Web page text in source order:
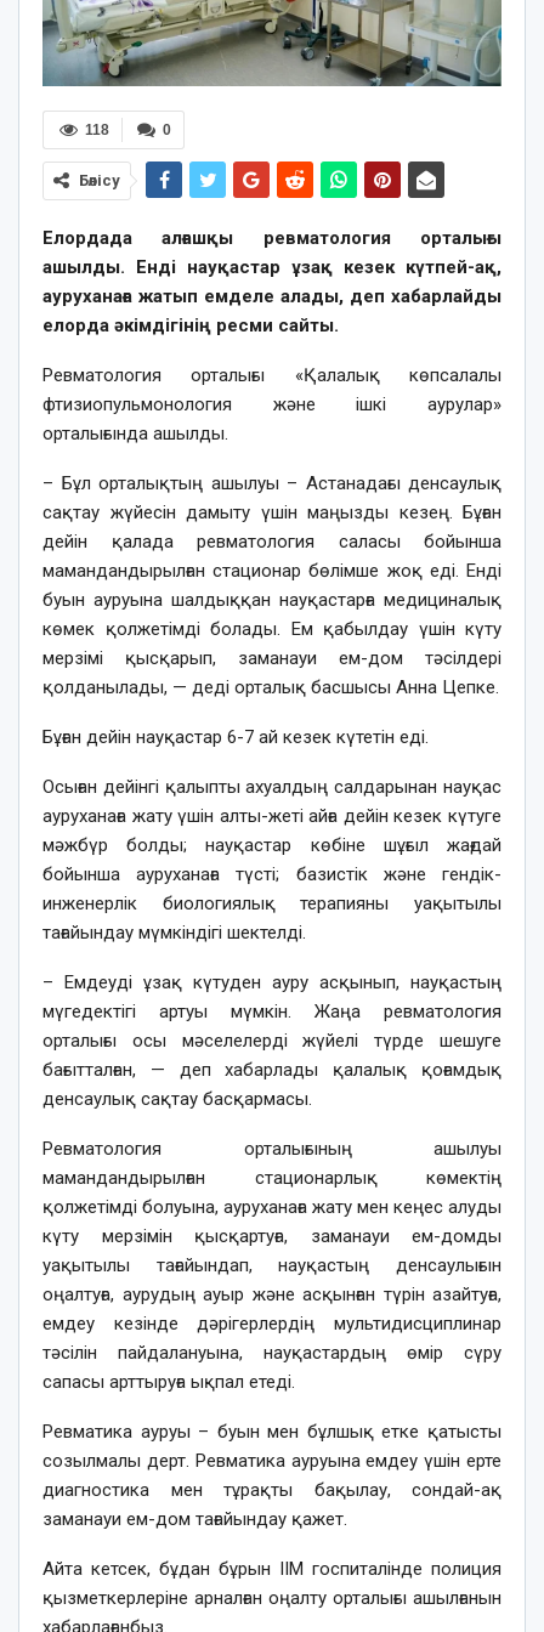
0
118
Бөлісу
Елордада алғашқы ревматология орталығы
ашылды. Енді науқастар ұзақ кезек күтпей-ақ,
ауруханаға жатып емделе алады, деп хабарлайды
елорда әкімдігінің ресми сайты.
Ревматология орталығы «Қалалық көпсалалы
фтизиопульмонология және ішкі аурулар»
орталығында ашылды.
– Бұл орталықтың ашылуы – Астанадағы денсаулық
сақтау жүйесін дамыту үшін маңызды кезең. Бұған
дейін қалада ревматология саласы бойынша
мамандандырылған стационар бөлімше жоқ еді. Енді
буын ауруына шалдыққан науқастарға медициналық
көмек қолжетімді болады. Ем қабылдау үшін күту
мерзімі қысқарып, заманауи ем-дом тәсілдері
қолданылады, — деді орталық басшысы Анна Цепке.
Бұған дейін науқастар 6-7 ай кезек күтетін еді.
Осыған дейінгі қалыпты ахуалдың салдарынан науқас
ауруханаға жату үшін алты-жеті айға дейін кезек күтуге
мәжбүр болды; науқастар көбіне шұғыл жағдай
бойынша ауруханаға түсті; базистік және гендік-
инженерлік биологиялық терапияны уақытылы
тағайындау мүмкіндігі шектелді.
– Емдеуді ұзақ күтуден ауру асқынып, науқастың
мүгедектігі артуы мүмкін. Жаңа ревматология
орталығы осы мәселелерді жүйелі түрде шешуге
бағытталған, — деп хабарлады қалалық қоғамдық
денсаулық сақтау басқармасы.
Ревматология орталығының ашылуы
мамандандырылған стационарлық көмектің
қолжетімді болуына, ауруханаға жату мен кеңес алуды
күту мерзімін қысқартуға, заманауи ем-домды
уақытылы тағайындап, науқастың денсаулығын
оңалтуға, аурудың ауыр және асқынған түрін азайтуға,
емдеу кезінде дәрігерлердің мультидисциплинар
тәсілін пайдалануына, науқастардың өмір сүру
сапасы арттыруға ықпал етеді.
Ревматика ауруы – буын мен бұлшық етке қатысты
созылмалы дерт. Ревматика ауруына емдеу үшін ерте
диагностика мен тұрақты бақылау, сондай-ақ
заманауи ем-дом тағайындау қажет.
Айта кетсек, бұдан бұрын ІІМ госпиталінде полиция
қызметкерлеріне арналған оңалту орталығы ашылғанын
хабарлағанбыз.